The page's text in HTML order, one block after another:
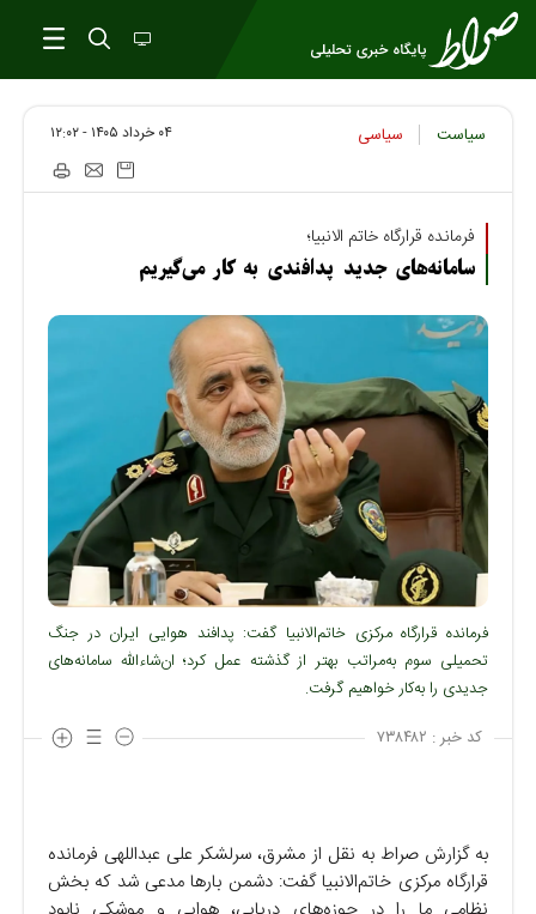
سیاست سیاسی ۰۴ خرداد ۱۴۰۵ - ۱۲:۰۲
فرمانده قرارگاه خاتم الانبیا؛
سامانه‌های جدید پدافندی به کار می‌گیریم
فرمانده قرارگاه مرکزی خاتم‌الانبیا گفت: پدافند هوایی ایران در جنگ
تحمیلی سوم به‌مراتب بهتر از گذشته عمل کرد؛ ان‌شاءالله سامانه‌های
جدیدی را به‌کار خواهیم گرفت.
کد خبر : ۷۳۸۴۸۲
به گزارش صراط به نقل از مشرق، سرلشکر علی عبداللهی فرمانده
قرارگاه مرکزی خاتم‌الانبیا گفت: دشمن بار‌ها مدعی شد که بخش